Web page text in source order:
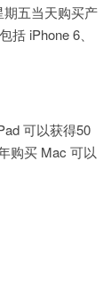
五当天购买产
iPhone 6、
可以获得50
购买 Mac 可以